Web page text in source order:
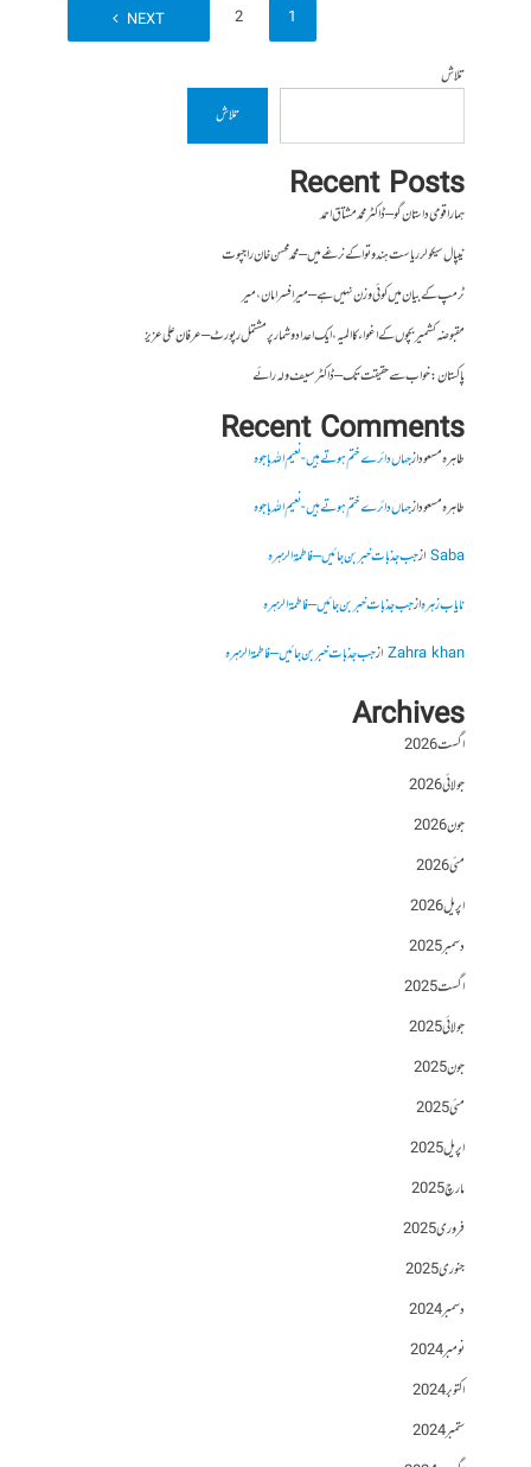
1
2
NEXT
تلاش
تلاش
Recent Posts
ہمارا قومی داستان گو – ڈاکٹر محمد مشتاق احمد
نیپال سیکولر ریاست ہندوتوا کے نرغے میں – محمد محسن خان راجپوت
ٹرمپ کے بیان میں کوئی وزن نہیں ہے – میر افسرامان،میر
مقبوضہ کشمیر بچوں کے اغواء کا المیہ، ایک اعداد و شمار پر مشتمل رپورٹ – عرفان علی عزیز
پاکستان : خواب سے حقیقت تک – ڈاکٹر سیف ولہ رائے
Recent Comments
طاہرہ مسعودازجہاں دائرے ختم ہوتے ہیں- نعیم اللہ باجوہ
طاہرہ مسعودازجہاں دائرے ختم ہوتے ہیں- نعیم اللہ باجوہ
Sabaازجب جذبات خبر بن جائیں – فاطمۃالزہرہ
نایاب زہرہازجب جذبات خبر بن جائیں – فاطمۃالزہرہ
Zahra khanازجب جذبات خبر بن جائیں – فاطمۃالزہرہ
Archives
اگست 2026
جولائی 2026
جون 2026
مئی 2026
اپریل 2026
دسمبر 2025
اگست 2025
جولائی 2025
جون 2025
مئی 2025
اپریل 2025
مارچ 2025
فروری 2025
جنوری 2025
دسمبر 2024
نومبر 2024
اکتوبر 2024
ستمبر 2024